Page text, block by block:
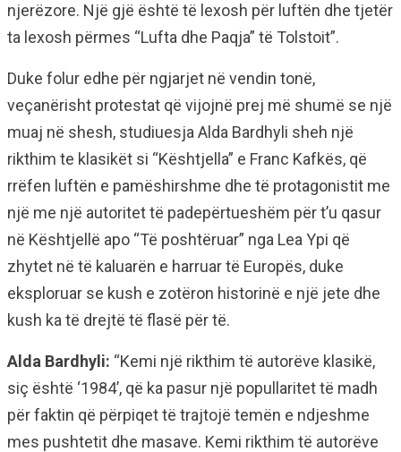
njerëzore. Një gjë është të lexosh për luftën dhe tjetër
ta lexosh përmes “Lufta dhe Paqja” të Tolstoit”.
Duke folur edhe për ngjarjet në vendin tonë,
veçanërisht protestat që vijojnë prej më shumë se një
muaj në shesh, studiuesja Alda Bardhyli sheh një
rikthim te klasikët si “Kështjella” e Franc Kafkës, që
rrëfen luftën e pamëshirshme dhe të protagonistit me
një me një autoritet të padepërtueshëm për t’u qasur
në Kështjellë apo “Të poshtëruar” nga Lea Ypi që
zhytet në të kaluarën e harruar të Europës, duke
eksploruar se kush e zotëron historinë e një jete dhe
kush ka të drejtë të flasë për të.
Alda Bardhyli: “Kemi një rikthim të autorëve klasikë,
siç është ‘1984’, që ka pasur një popullaritet të madh
për faktin që përpiqet të trajtojë temën e ndjeshme
mes pushtetit dhe masave. Kemi rikthim të autorëve